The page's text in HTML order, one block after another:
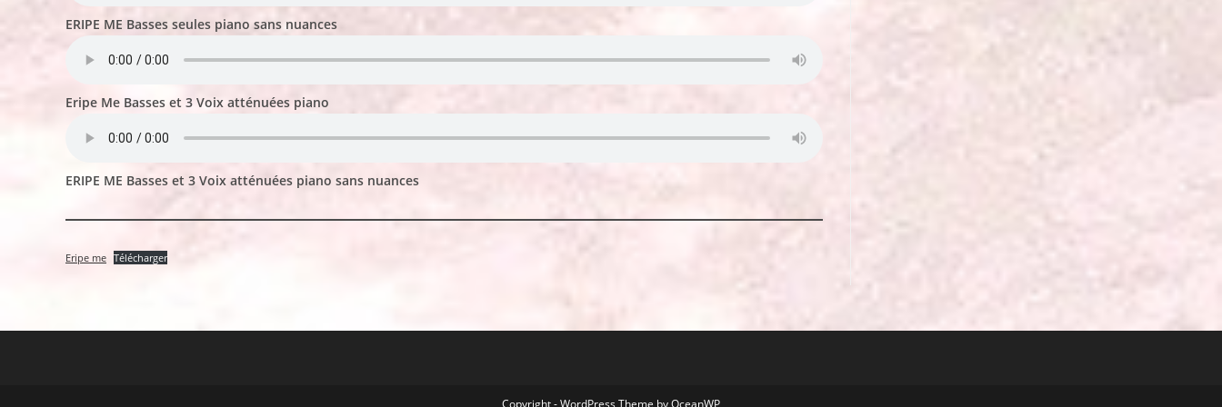
ERIPE ME Basses seules piano sans nuances
Eripe Me Basses et 3 Voix atténuées piano
ERIPE ME Basses et 3 Voix atténuées piano sans nuances
Eripe me Télécharger
Copyright - WordPress Theme by OceanWP